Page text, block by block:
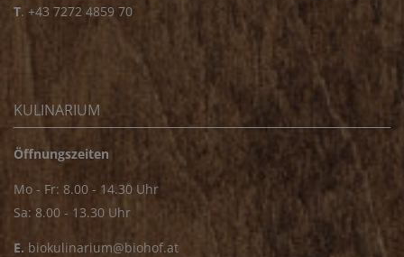
T. +43 7272 4859 70
KULINARIUM
Öffnungszeiten
Mo - Fr: 8.00 - 14.30 Uhr
Sa: 8.00 - 13.30 Uhr
E. biokulinarium@biohof.at